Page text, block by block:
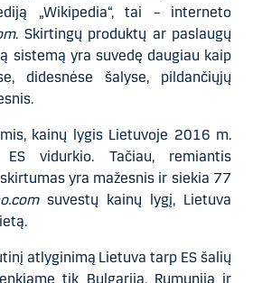
„Wikipedia“, tai – interneto
. Skirtingų produktų ar paslaugų
sistemą yra suvedę daugiau kaip
didesnėse šalyse, pildančiųjų
kainų lygis Lietuvoje 2016 m.
vidurkio. Tačiau, remiantis
yra mažesnis ir siekia 77
suvestų kainų lygį, Lietuva
atlyginimą Lietuva tarp ES šalių
tik Bulgariją, Rumuniją ir